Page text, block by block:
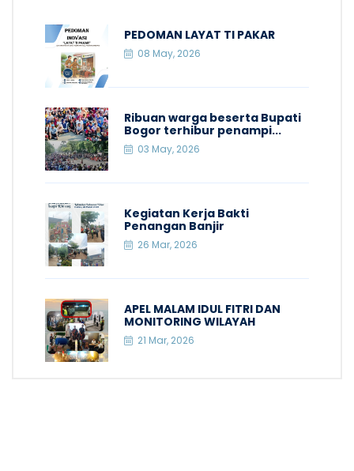
PEDOMAN LAYAT TI PAKAR
08 May, 2026
Ribuan warga beserta Bupati
Bogor terhibur penampi...
03 May, 2026
Kegiatan Kerja Bakti
Penangan Banjir
26 Mar, 2026
APEL MALAM IDUL FITRI DAN
MONITORING WILAYAH
21 Mar, 2026